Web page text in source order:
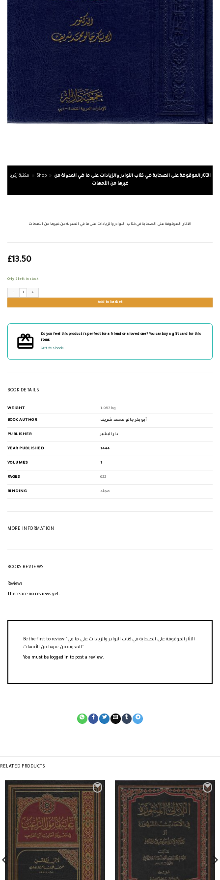
مكتبة زكريا » Shop » الآثار الموقوفة على الصحابة في كتاب النوادر والزيادات على ما في المدونة من
غيرها من الأمهات
الآثار الموقوفة على الصحابة في كتاب النوادر والزيادات على ما في المدونة من غيرها من الأمهات
£13.50
Only 5 left in stock
Add to basket
Do you feel this product is perfect for a friend or a loved one? You can buy a gift card for this
item!
Gift this book!
BOOK DETAILS
WEIGHT 1.057 kg
BOOK AUTHOR أبو بكر جالو محمد شريف
PUBLISHER دار البشير
YEAR PUBLISHED 1444
VOLUMES 1
PAGES 622
BINDING مجلد
MORE INFORMATION
BOOKS REVIEWS
Reviews
There are no reviews yet.
Be the first to review “الآثار الموقوفة على الصحابة في كتاب النوادر والزيادات على ما في
You must be logged in to post a review.
RELATED PRODUCTS